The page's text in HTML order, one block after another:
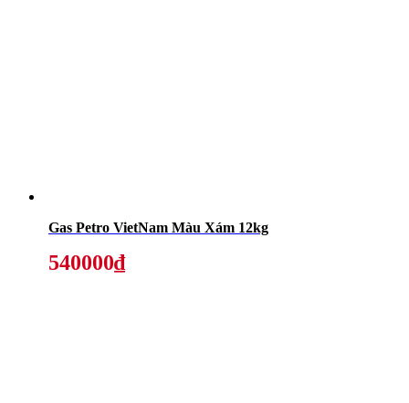
Gas Petro VietNam Màu Xám 12kg
540000₫